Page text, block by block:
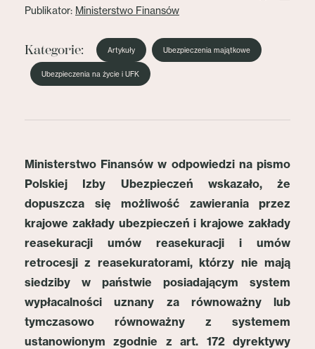
Publikator: Ministerstwo Finansów
Kategorie: Artykuły Ubezpieczenia majątkowe
Ubezpieczenia na życie i UFK
Ministerstwo Finansów w odpowiedzi na pismo
Polskiej Izby Ubezpieczeń wskazało, że
dopuszcza się
możliwość zawierania przez
krajowe zakłady ubezpieczeń i krajowe zakłady
reasekuracji umów reasekuracji i umów
retrocesji z reasekuratorami, którzy nie mają
siedziby w państwie posiadającym system
wypłacalności uznany za równoważny lub
tymczasowo równoważny z systemem
ustanowionym zgodnie z art. 172 dyrektywy